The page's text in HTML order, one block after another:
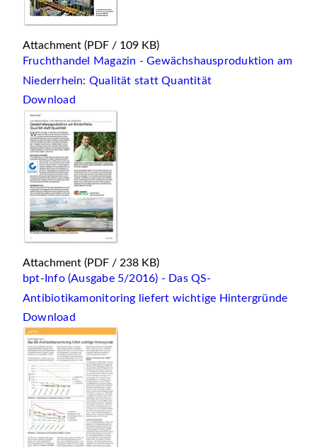
Attachment (PDF / 109 KB)
Fruchthandel Magazin - Gewächshausproduktion am
Niederrhein: Qualität statt Quantität
Download
Attachment (PDF / 238 KB)
bpt-Info (Ausgabe 5/2016) - Das QS-
Antibiotikamonitoring liefert wichtige Hintergründe
Download